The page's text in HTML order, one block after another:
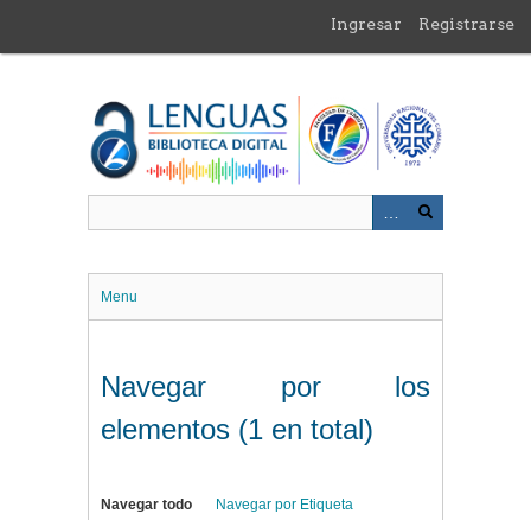
contenido
Ingresar Registrarse
Menu
Navegar por los
elementos (1 en total)
Navegar todo Navegar por Etiqueta